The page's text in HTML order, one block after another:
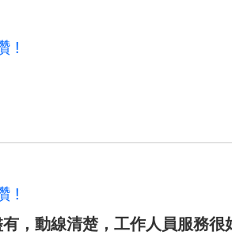
!
!
，動線清楚，工作人員服務很